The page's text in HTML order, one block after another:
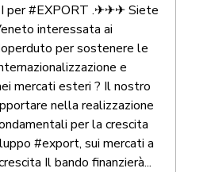
per #EXPORT .✈✈✈ Siete
interessata ai
per sostenere le
e
mercati esteri ? Il nostro
nella realizzazione
per la crescita
#export, sui mercati a
Il bando finanzierà...